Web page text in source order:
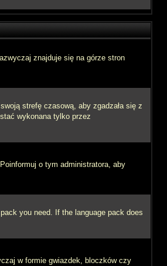
znajduje się na górze stron
strefę czasową, aby zgadzała się z
wykonana tylko przez
o tym administratora, aby
you need. If the language pack does
w formie gwiazdek, bloczków czy